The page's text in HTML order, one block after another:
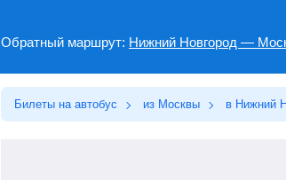
Обратный маршрут: Нижний Новгород —
Билеты на автобус из Москвы в Нижний